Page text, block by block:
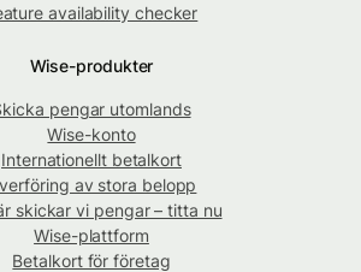
availability checker
Wise-produkter
pengar utomlands
Wise-konto
Internationellt betalkort
av stora belopp
skickar vi pengar – titta nu
Wise-plattform
Betalkort för företag